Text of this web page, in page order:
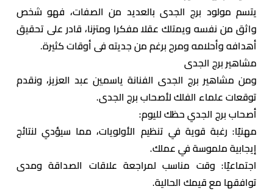
يتسم مولود برج الجدى بالعديد من الصفات، فهو شخص
واثق من نفسه ويمتلك عقلا مفكرا ومتزنا، قادر على تحقيق
أهدافه وأحلامه ومرح برغم من جديته فى أوقات كثيرة.
مشاهير برج الجدى
ومن مشاهير برج الجدى الفنانة ياسمين عبد العزيز، ونقدم
توقعات علماء الفلك لأصحاب برج الجدى.
أصحاب برج الجدي حظك لليوم:
مهنيًا: رغبة قوية في تنظيم الأولويات، مما سيؤدي لنتائج
إيجابية ملموسة في عملك.
اجتماعيًا: وقت مناسب لمراجعة علاقات الصداقة ومدى
توافقها مع قيمك الحالية.